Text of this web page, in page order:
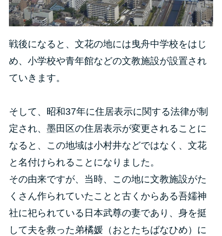
戦後になると、文花の地には曳舟中学校をはじ
め、小学校や青年館などの文教施設が設置され
ていきます。
そして、昭和37年に住居表示に関する法律が制
定され、墨田区の住居表示が変更されることに
なると、この地域は小村井などではなく、文花
と名付けられることになりました。
その由来ですが、当時、この地に文教施設がた
くさん作られていたことと古くからある吾嬬神
社に祀られている日本武尊の妻であり、身を挺
して夫を救った弟橘媛（おとたちばなひめ）に